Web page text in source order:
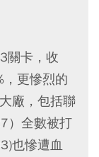
關卡，收
更慘烈的
廠，包括聯
）全數被打
也慘遭血